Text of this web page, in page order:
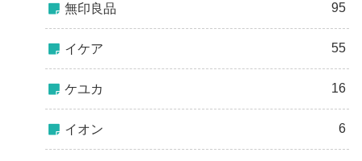
無印良品 95
イケア 55
ケユカ 16
イオン 6